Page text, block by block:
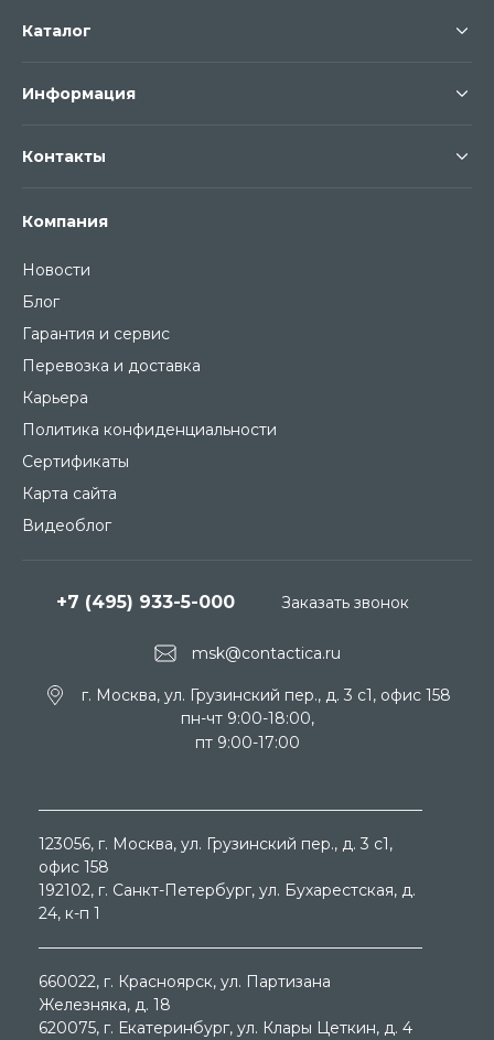
Компания
Новости
Блог
Гарантия и сервис
Перевозка и доставка
Карьера
Политика конфиденциальности
Сертификаты
Карта сайта
Видеоблог
Каталог
Информация
Контакты
msk@contactica.ru
+7 (495) 933-5-000
г. Москва, ул. Грузинский пер., д. 3 c1, офис 158
пн-чт 9:00-18:00,
пт 9:00-17:00
Заказать звонок
123056, г. Москва, ул. Грузинский пер., д. 3 c1,
офис 158
192102, г. Санкт-Петербург, ул. Бухарестская, д.
24, к-п 1
660022, г. Красноярск, ул. Партизана
Железняка, д. 18
620075, г. Екатеринбург, ул. Клары Цеткин, д. 4